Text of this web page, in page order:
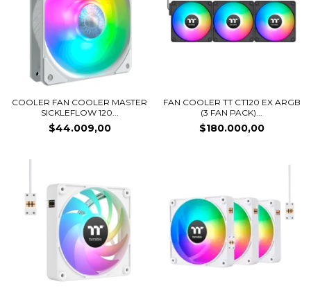
COOLER FAN COOLER MASTER
SICKLEFLOW 120...
$44.009,00
FAN COOLER TT CT120 EX ARGB
(3 FAN PACK)...
$180.000,00